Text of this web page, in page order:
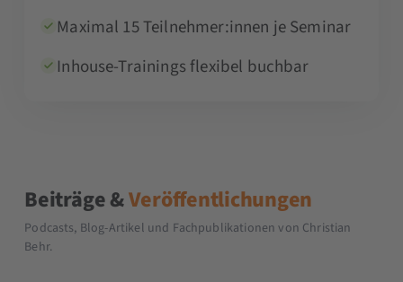
Maximal 15 Teilnehmer:innen je Seminar
Inhouse-Trainings flexibel buchbar
Beiträge &Veröffentlichungen
Podcasts, Blog-Artikel und Fachpublikationen von Christian
Behr.